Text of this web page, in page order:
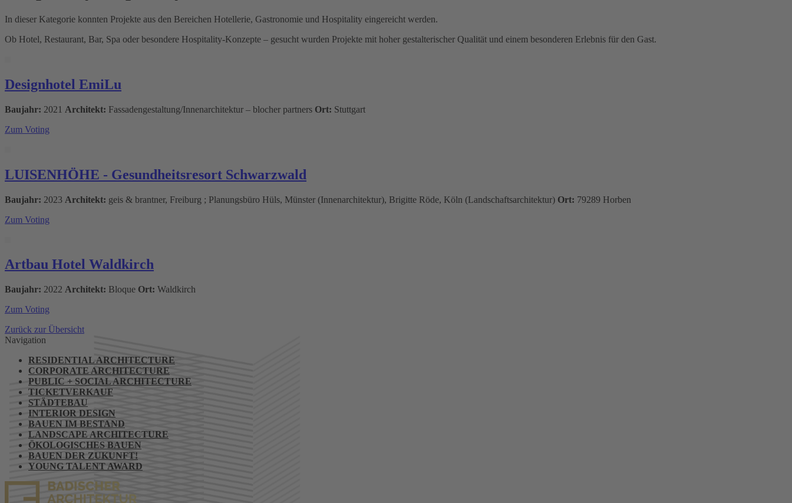
In dieser Kategorie konnten Projekte aus den Bereichen Hotellerie, Gastronomie und Hospitality eingereicht werden.
Ob Hotel, Restaurant, Bar, Spa oder besondere Hospitality-Konzepte – gesucht wurden Projekte mit hoher gestalterischer Qualität und einem besonderen Erlebnis für den Gast.
Designhotel EmiLu
Baujahr: 2021 Architekt: Fassadengestaltung/Innenarchitektur – blocher partners Ort: Stuttgart
Zum Voting
LUISENHÖHE - Gesundheitsresort Schwarzwald
Baujahr: 2023 Architekt: geis & brantner, Freiburg ; Planungsbüro Hüls, Münster (Innenarchitektur), Brigitte Röde, Köln (Landschaftsarchitektur) Ort: 79289 Horben
Zum Voting
Artbau Hotel Waldkirch
Baujahr: 2022 Architekt: Bloque Ort: Waldkirch
Zum Voting
Zurück zur Übersicht
Navigation
RESIDENTIAL ARCHITECTURE
CORPORATE ARCHITECTURE
PUBLIC + SOCIAL ARCHITECTURE
TICKETVERKAUF
STÄDTEBAU
INTERIOR DESIGN
BAUEN IM BESTAND
LANDSCAPE ARCHITECTURE
ÖKOLOGISCHES BAUEN
BAUEN DER ZUKUNFT!
YOUNG TALENT AWARD